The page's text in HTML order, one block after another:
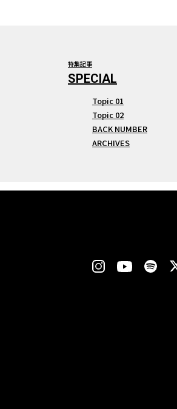
特集記事
Topic 01
Topic 02
BACK NUMBER
ARCHIVES